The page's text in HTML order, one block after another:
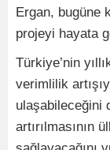
Ergan, bugüne
projeyi hayata
Türkiye’nin
verimlilik
ulaşabileceğini
artırılmasının